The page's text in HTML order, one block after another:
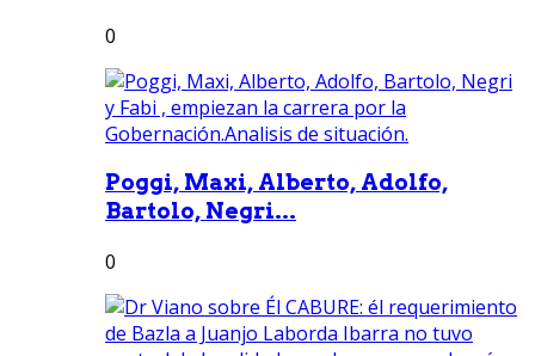
0
Poggi, Maxi, Alberto, Adolfo,
Bartolo, Negri...
0